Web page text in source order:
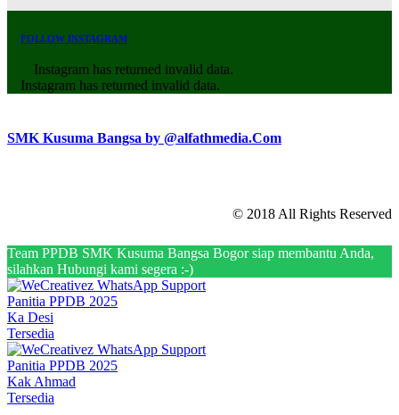
FOLLOW INSTAGRAM
Instagram has returned invalid data.
Instagram has returned invalid data.
SMK Kusuma Bangsa by @alfathmedia.Com
© 2018 All Rights Reserved
Team PPDB SMK Kusuma Bangsa Bogor siap membantu Anda,
silahkan Hubungi kami segera :-)
Panitia PPDB 2025
Ka Desi
Tersedia
Panitia PPDB 2025
Kak Ahmad
Tersedia